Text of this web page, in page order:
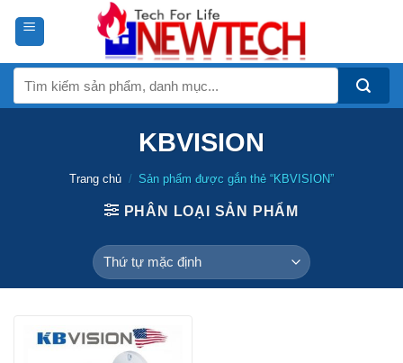
kiếm:
KBVISION
Trang chủ / Sản phẩm được gắn thẻ “KBVISION”
PHÂN LOẠI SẢN PHẨM